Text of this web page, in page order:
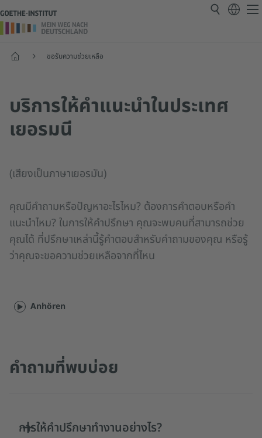
หน้าแรก ขอรับความช่วยเหลือ
บริการให้คำแนะนำในประเทศ
เยอรมนี
(เสียงเป็นภาษาเยอรมัน)
คุณมีคำถามหรือปัญหาอะไรไหม? ต้องการคำตอบหรือคำ
แนะนำไหม? ในการให้คำปรึกษา คุณจะพบคนที่สามารถช่วย
คุณได้ ที่ปรึกษาเหล่านี้รู้คำตอบสำหรับคำถามของคุณ หรือรู้
ว่าคุณจะขอความช่วยเหลือจากที่ไหน
Anhören
คำถามที่พบบ่อย
การให้คำปรึกษาทำงานอย่างไร?